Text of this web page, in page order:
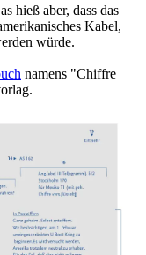
hieß aber, dass das
Kabel,
würde.
namens "Chiffre